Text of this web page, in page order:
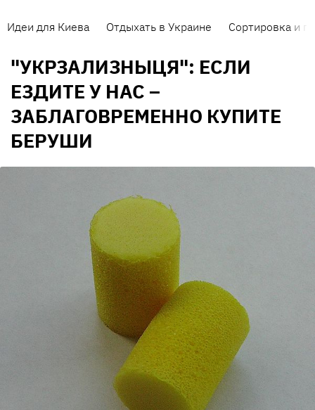
Идеи для Киева Отдыхать в Украине Сортировка и
"УКРЗАЛИЗНЫЦЯ": ЕСЛИ
ЕЗДИТЕ У НАС –
ЗАБЛАГОВРЕМЕННО КУПИТЕ
БЕРУШИ